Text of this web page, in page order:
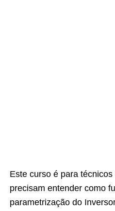
Este curso é para
precisam entender como
parametrização do